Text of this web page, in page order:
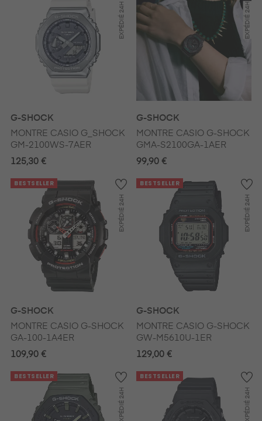
EXPÉDIÉ
24H
G-SHOCK
MONTRE CASIO G_SHOCK
GM-2100WS-7AER
125,30 €
EXPÉDIÉ
24H
G-SHOCK
MONTRE CASIO G-SHOCK
GMA-S2100GA-1AER
99,90 €
BESTSELLER
EXPÉDIÉ
24H
G-SHOCK
MONTRE CASIO G-SHOCK
GA-100-1A4ER
109,90 €
BESTSELLER
EXPÉDIÉ
24H
G-SHOCK
MONTRE CASIO G-SHOCK
GW-M5610U-1ER
129,00 €
BESTSELLER
EXPÉDIÉ
24H
BESTSELLER
EXPÉDIÉ
24H